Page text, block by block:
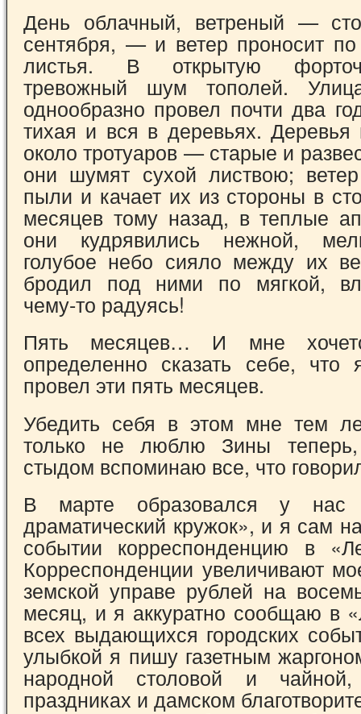
День облачный, ветреный —
сентября, — и ветер проносит
листья. В открытую
тревожный шум тополей.
однообразно провел почти два
тихая и вся в деревьях. Деревья
около тротуаров — старые и
они шумят сухой листвою;
пыли и качает их из стороны в
месяцев тому назад, в теплые
они кудрявились нежной,
голубое небо сияло между их
бродил под ними по мягкой,
чему-то радуясь!
Пять месяцев… И мне
определенно сказать себе, что
провел эти пять месяцев.
Убедить себя в этом мне тем
только не люблю Зины
стыдом вспоминаю все, что
В марте образовался у нас
драматический кружок», и я сам
событии корреспонденцию в
Корреспонденции увеличивают
земской управе рублей на
месяц, и я аккуратно сообщаю в
всех выдающихся городских
улыбкой я пишу газетным
народной столовой и
праздниках и дамском